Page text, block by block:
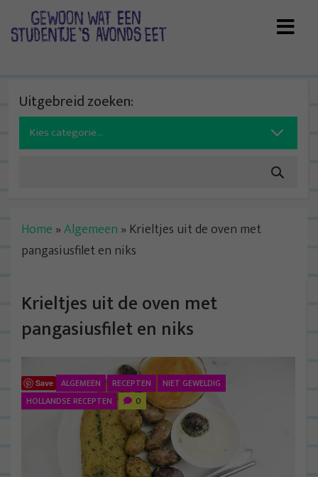
Uitgebreid zoeken:
Search
for:
Home »Algemeen » Krieltjes uit de oven met
pangasiusfilet en niks
Krieltjes uit de oven met
pangasiusfilet en niks
Save ALGEMEEN RECEPTEN
NIET GEWELDIG
HOLLANDSE RECEPTEN
0